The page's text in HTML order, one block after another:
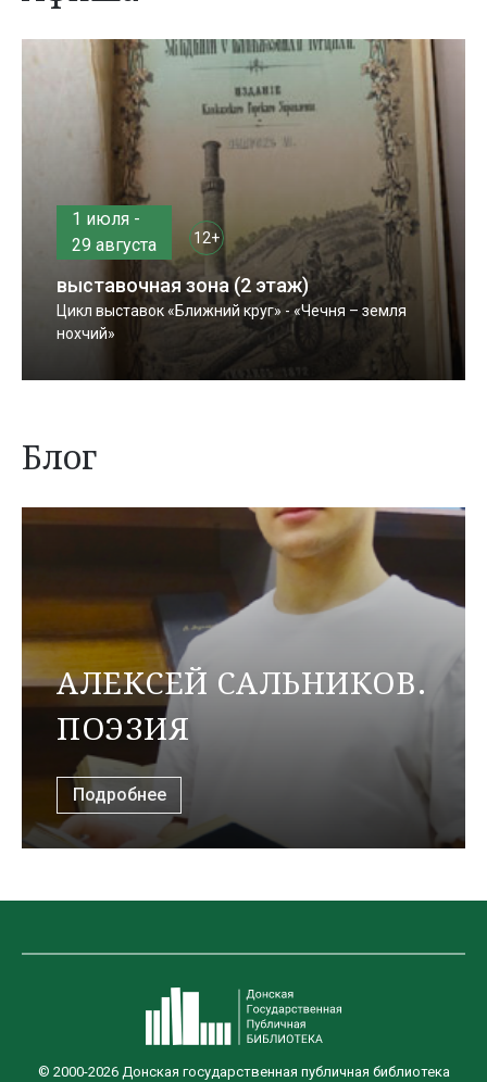
1 июля -
29 августа
12+
выставочная зона (2 этаж)
Цикл выставок «Ближний круг» - «Чечня – земля
нохчий»
Блог
АЛЕКСЕЙ САЛЬНИКОВ.
ПОЭЗИЯ
Подробнее
© 2000-2026 Донская государственная публичная библиотека